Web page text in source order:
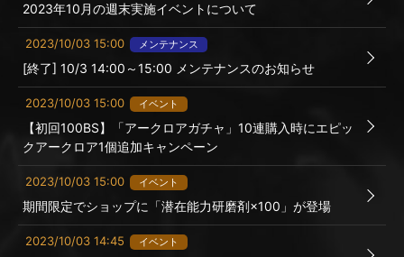
2023年10月の週末実施イベントについて
2023/10/03 15:00 メンテナンス
[終了] 10/3 14:00～15:00 メンテナンスのお知らせ
2023/10/03 15:00 イベント
【初回100BS】「アークロアガチャ」10連購入時にエピッ
クアークロア1個追加キャンペーン
2023/10/03 15:00 イベント
期間限定でショップに「潜在能力研磨剤×100」が登場
2023/10/03 14:45 イベント